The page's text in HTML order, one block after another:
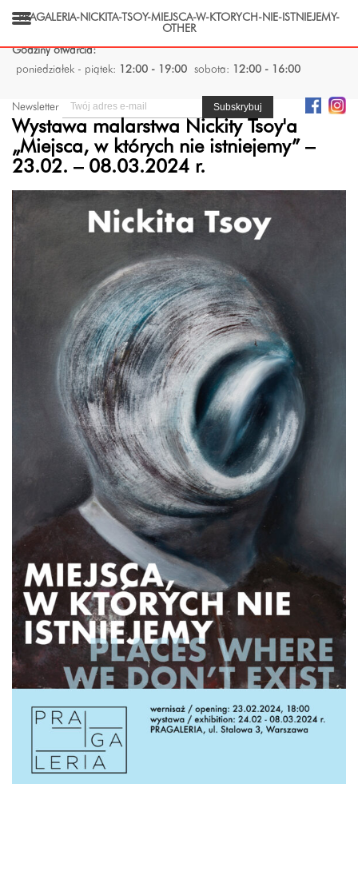
Godziny otwarcia:
poniedziałek - piątek:
12:00 - 19:00 sobota: 12:00 - 16:00
Newsletter
Wystawa malarstwa Nickity Tsoy'a
„Miejsca, w których nie istniejemy” –
23.02. – 08.03.2024 r.
PRAGALERIA-NICKITA-TSOY-MIEJSCA-W-KTORYCH-NIE-ISTNIEJEMY-
OTHER